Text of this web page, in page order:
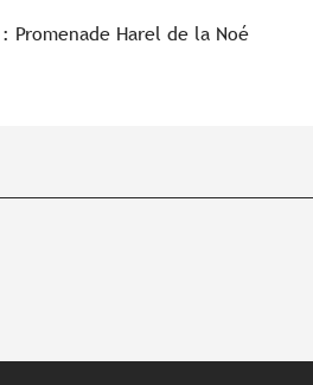
Promenade Harel de la Noé